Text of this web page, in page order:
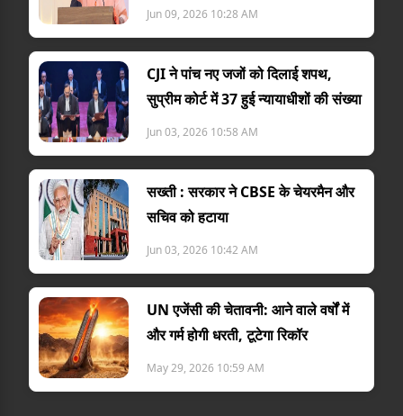
Jun 09, 2026 10:28 AM
CJI ने पांच नए जजों को दिलाई शपथ,
सुप्रीम कोर्ट में 37 हुई न्यायाधीशों की संख्या
Jun 03, 2026 10:58 AM
सख्ती : सरकार ने CBSE के चेयरमैन और
सचिव को हटाया
Jun 03, 2026 10:42 AM
UN एजेंसी की चेतावनी: आने वाले वर्षों में
और गर्म होगी धरती, टूटेगा रिकॉर
May 29, 2026 10:59 AM